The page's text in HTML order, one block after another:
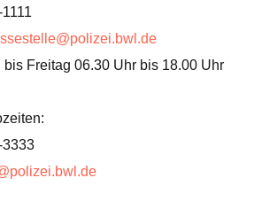
bis Freitag 06.30 Uhr bis 18.00 Uhr
3333